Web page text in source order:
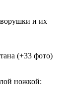
и их
(+33 фото)
ножкой: